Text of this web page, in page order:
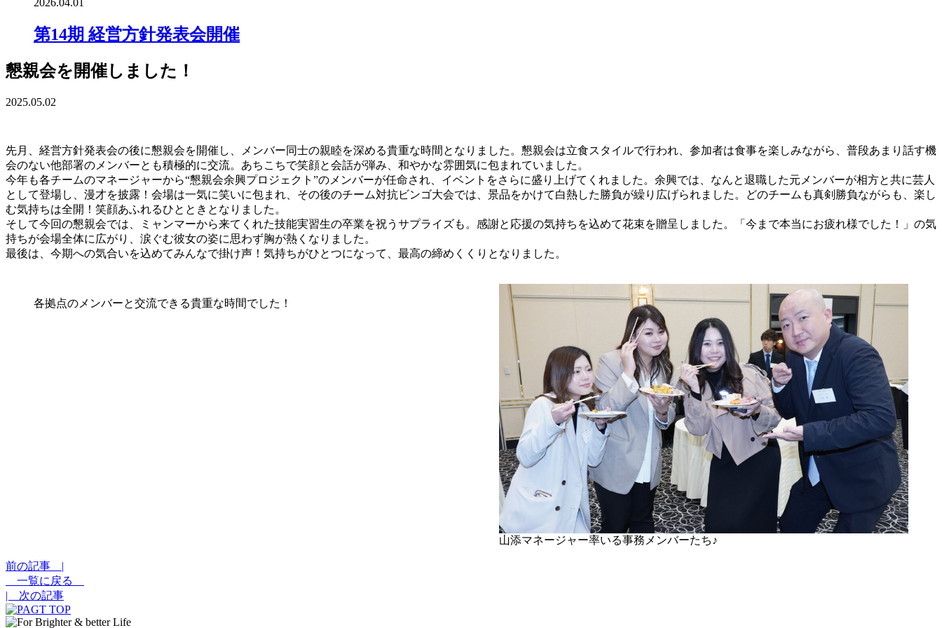
2026.04.01
第14期 経営方針発表会開催
懇親会を開催しました！
2025.05.02
先月、経営方針発表会の後に懇親会を開催し、メンバー同士の親睦を深める貴重な時間となりました。懇親会は立食スタイルで行われ、参加者は食事を楽しみながら、普段あまり話す機
会のない他部署のメンバーとも積極的に交流。あちこちで笑顔と会話が弾み、和やかな雰囲気に包まれていました。
今年も各チームのマネージャーから“懇親会余興プロジェクト”のメンバーが任命され、イベントをさらに盛り上げてくれました。余興では、なんと退職した元メンバーが相方と共に芸人
として登場し、漫才を披露！会場は一気に笑いに包まれ、その後のチーム対抗ビンゴ大会では、景品をかけて白熱した勝負が繰り広げられました。どのチームも真剣勝負ながらも、楽し
む気持ちは全開！笑顔あふれるひとときとなりました。
そして今回の懇親会では、ミャンマーから来てくれた技能実習生の卒業を祝うサプライズも。感謝と応援の気持ちを込めて花束を贈呈しました。「今まで本当にお疲れ様でした！」の気
持ちが会場全体に広がり、涙ぐむ彼女の姿に思わず胸が熱くなりました。
最後は、今期への気合いを込めてみんなで掛け声！気持ちがひとつになって、最高の締めくくりとなりました。
各拠点のメンバーと交流できる貴重な時間でした！
山添マネージャー率いる事務メンバーたち♪
前の記事 |
一覧に戻る
| 次の記事